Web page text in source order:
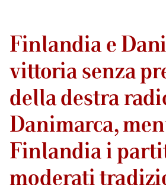
Finlandia e
vittoria senza
della destra
Danimarca,
Finlandia i
moderati